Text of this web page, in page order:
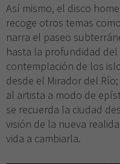
Así mismo, el disco
recoge otros temas
narra el paseo
hasta la profundidad del
contemplación de los
desde el Mirador del Río;
al artista a modo de
se recuerda la ciudad
visión de la nueva
vida a cambiarla.